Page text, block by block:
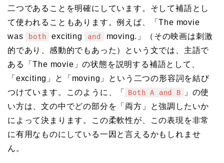
二つであることを明確にしています。そして補語とし
て使われることもあります。例えば、「The movie
was
both exciting and
moving.」（その映画は刺激
的であり、感動的でもあった）という文では、主語で
ある「The movie」の状態を説明する補語として、
「exciting」と「moving」という二つの形容詞を結び
つけています。このように、「
Both A and B
」の使
い方は、文の中でどの部分を「両方」と強調したいか
によって決まります。この柔軟性が、この表現を非常
に有用なものにしている一因と言えるかもしれませ
ん。